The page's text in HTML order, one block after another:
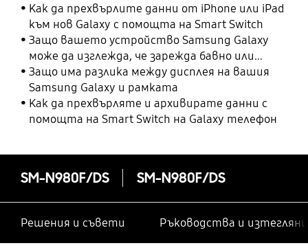
Как да прехвърлите данни от iPhone или iPad
към нов Galaxy с помощта на Smart Switch
Защо вашето устройство Samsung Galaxy
може да изглежда, че зарежда бавно или
изобщо не зарежда
Защо има разлика между дисплея на вашия
Samsung Galaxy и рамката
Как да прехвърляте и архивирате данни с
помощта на Smart Switch на Galaxy телефон
SM-N980F/DS SM-N980F/DS
Решения и съвети Ръководства и